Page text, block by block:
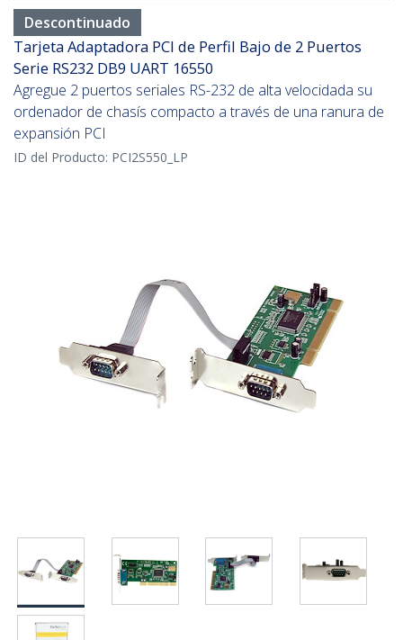
Descontinuado
Tarjeta Adaptadora PCI de Perfil Bajo de 2 Puertos
Serie RS232 DB9 UART 16550
Agregue 2 puertos seriales RS-232 de alta velocidada su
ordenador de chasís compacto a través de una ranura de
expansión PCI
ID del Producto: PCI2S550_LP